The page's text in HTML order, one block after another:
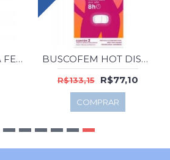
LAVITAN PRIMULA FEMME 60 CPS CIMED
BUSCOFEM HOT DISP 6 SACHES
R$133,15 R$77,10
COMPRAR